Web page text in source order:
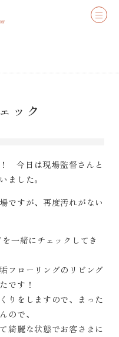
ック
今日は現場監督さんと
ました。
ですが、再度汚れがない
一緒にチェックしてき
フローリングのリビング
です！
りをしますので、まった
ので、
綺麗な状態でお客さまに